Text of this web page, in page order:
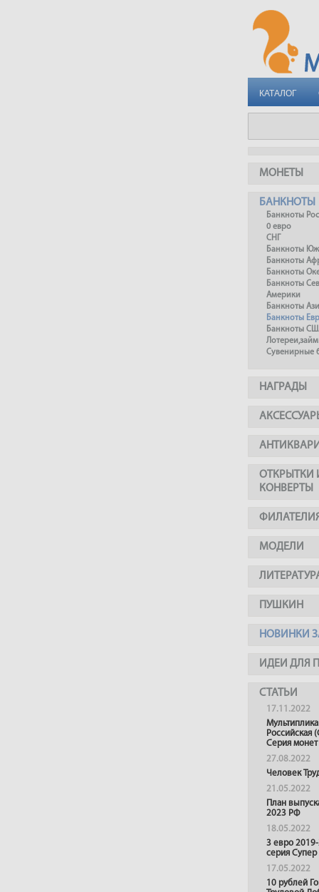
КАТАЛОГ
МОНЕТЫ
БАНКНОТЫ
Банкноты
0 евро
СНГ
Банкноты
Банкноты
Банкноты
Банкноты
Америки
Банкноты
Банкноты
Банкноты
Сувенирные
НАГРАДЫ
ОТКРЫТКИ
КОНВЕРТЫ
МОДЕЛИ
ПУШКИН
НОВИНКИ
ИДЕИ ДЛЯ
СТАТЬИ
17.11.2022
Российская
Серия монет
27.08.2022
Человек
21.05.2022
План
2023 РФ
18.05.2022
3 евро
серия
17.05.2022
10 рублей